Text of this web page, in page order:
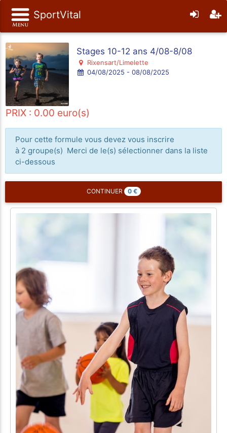
SportVital
Stages 10-12 ans 4/08-8/08
Rixensart/Limelette
04/08/2025 - 08/08/2025
PRIX : 0.00 euro(s)
Pour cette formule vous devez vous inscrire
à 2 groupe(s) Merci de le(s) sélectionner dans la liste
ci-dessous
CONTINUER 0 €